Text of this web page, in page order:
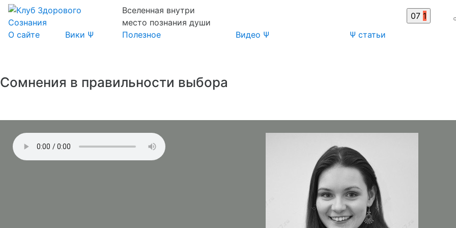
Вселенная внутри
место познания души
07 1
О сайте
Вики Ψ Полезное Видео Ψ Ψ статьи
Сомнения в правильности выбора